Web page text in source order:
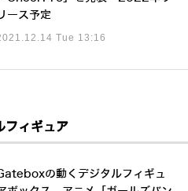
ース予定
Tue 13:16
フィギュア
の動くデジタルフィギュ